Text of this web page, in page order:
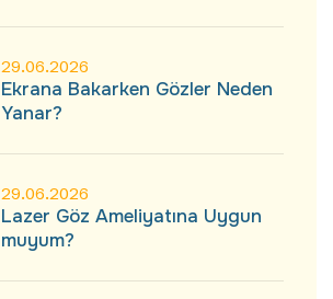
Ekrana Bakarken Gözler Neden
Yanar?
29.06.2026
Lazer Göz Ameliyatına Uygun
muyum?
29.06.2026